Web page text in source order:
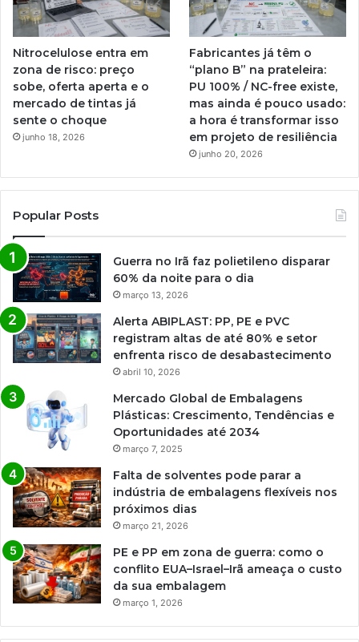
Nitrocelulose entra em
zona de risco: preço
sobe, oferta aperta e o
mercado de tintas já
sente o choque
junho 18, 2026
Fabricantes já têm o
“plano B” na prateleira:
PU 100% / NC-free existe,
mas ainda é pouco usado:
a hora é transformar isso
em projeto de resiliência
junho 20, 2026
Popular Posts
Guerra no Irã faz polietileno disparar
60% da noite para o dia
março 13, 2026
Alerta ABIPLAST: PP, PE e PVC
registram altas de até 80% e setor
enfrenta risco de desabastecimento
abril 10, 2026
Mercado Global de Embalagens
Plásticas: Crescimento, Tendências e
Oportunidades até 2034
março 7, 2025
Falta de solventes pode parar a
indústria de embalagens flexíveis nos
próximos dias
março 21, 2026
PE e PP em zona de guerra: como o
conflito EUA–Israel–Irã ameaça o custo
da sua embalagem
março 1, 2026